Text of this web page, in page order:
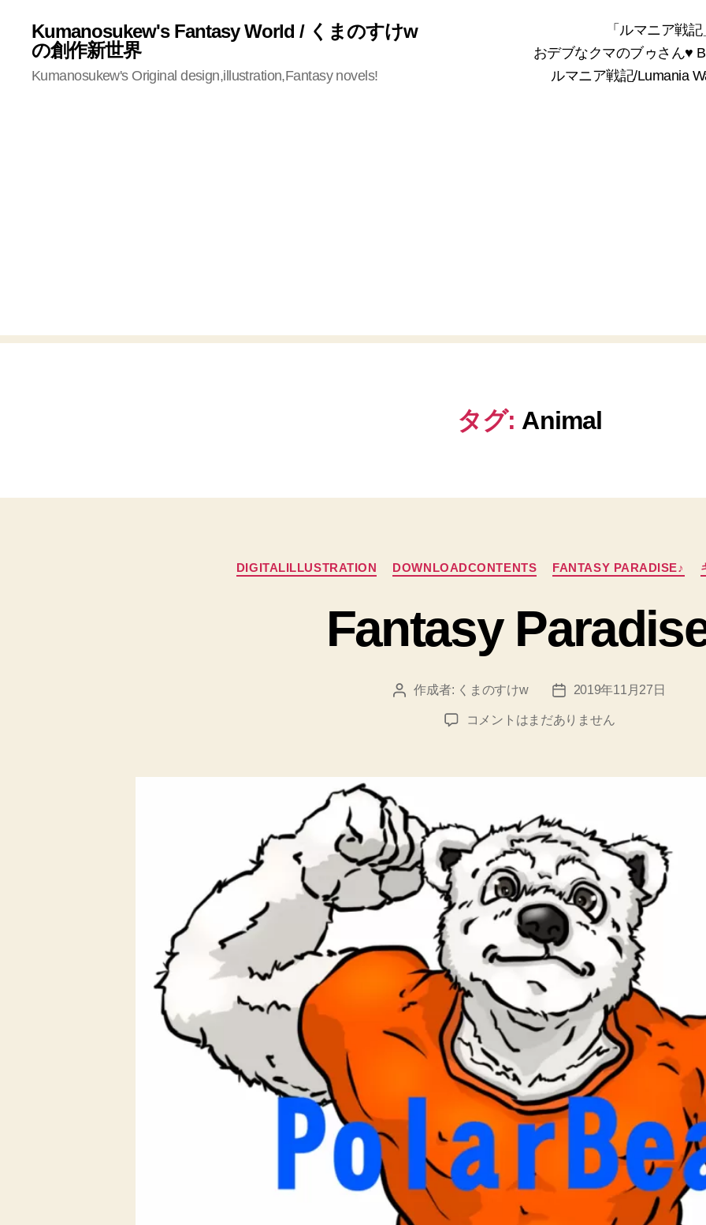
Kumanosukew's Fantasy World / くまのすけw
の創作新世界
Kumanosukew's Original design,illustration,Fantasy novels!
「ルマニア戦
おデブなクマのブゥさん♥
ルマニア戦記/Lumania
タグ: Animal
カ
テ
リ
ー
DIGITALILLUSTRATION DOWNLOADCONTENTS FANTASY PARADISE♪
Fantasy
投
作成者: くまのすけw
投
日
2019年11月27日
Fantasy
の
コメントはまだありません